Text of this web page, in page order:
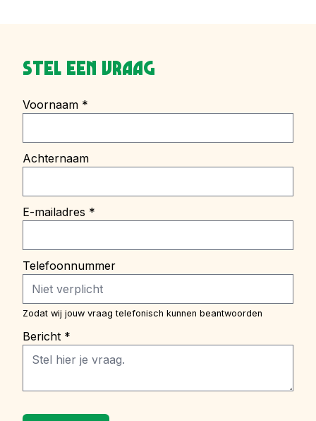
Stel een vraag
Voornaam *
Achternaam
E-mailadres *
Telefoonnummer
Zodat wij jouw vraag telefonisch kunnen beantwoorden
Bericht *